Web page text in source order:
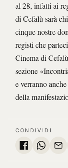
al 28, infatti ai
di Cefalù sarà
cinque nostre
registi che
Cinema di
sezione
e verranno
della
CONDIVIDI